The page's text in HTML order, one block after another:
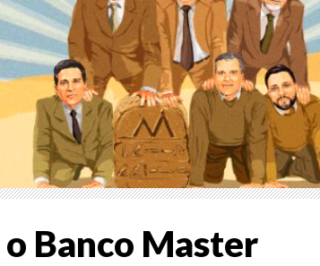
Banco Master